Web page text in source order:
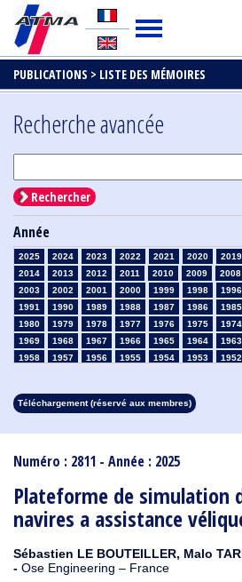
PUBLICATIONS > LISTE DES MÉMOIRES
Numéro : 2811 - Année : 2025
Plateforme de simulation
navires a assistance
Sébastien LE BOUTEILLER, Malo
- Ose Engineering – France
Recherche avancée
Rechercher
Année
2025 2024 2023 2022 2021 2020 2019
2014
2013 2012 2011 2010 2009 2008
2003
2002 2001 2000 1999 1998 1996
1991
1990 1989 1988 1987 1986 1985
1980
1979 1978 1977 1976 1975 1974
1969
1968 1967 1966 1965 1964 1963
1958
1957 1956 1955 1954 1953 1952
1913
1912 1911 1910 1909 1908
Téléchargement (réservé aux membres)